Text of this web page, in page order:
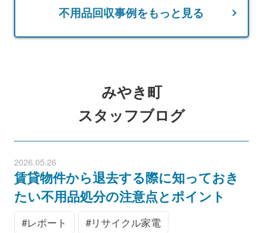
不用品回収事例をもっと見る
みやき町
スタッフブログ
2026.05.26
賃貸物件から退去する際に知っておき
たい不用品処分の注意点とポイント
レポート
リサイクル家電